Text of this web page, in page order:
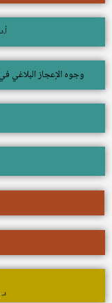
وجوه الإعجاز البلاغي